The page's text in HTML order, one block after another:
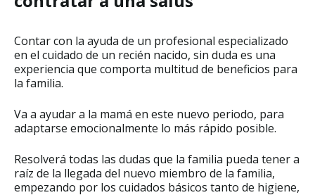
Contar con la ayuda de un profesional especializado
en el cuidado de un recién nacido, sin duda es una
experiencia que comporta multitud de beneficios para
la familia.
Va a ayudar a la mamá en este nuevo periodo, para
adaptarse emocionalmente lo más rápido posible.
Resolverá todas las dudas que la familia pueda tener a
raíz de la llegada del nuevo miembro de la familia,
empezando por los cuidados básicos tanto de higiene,